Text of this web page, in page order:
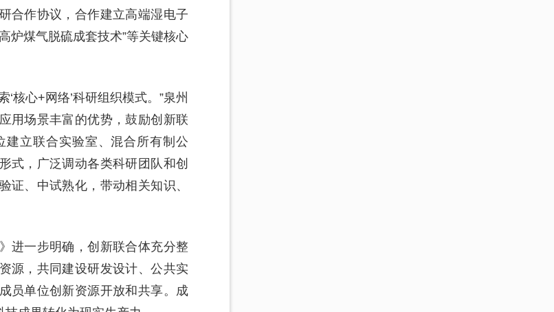
合作协议，合作建立高端湿电子
炉煤气脱硫成套技术”等关键核心
核心+网络’科研组织模式。”泉州
用场景丰富的优势，鼓励创新联
立联合实验室、混合所有制公
式，广泛调动各类科研团队和创
证、中试熟化，带动相关知识、
进一步明确，创新联合体充分整
源，共同建设研发设计、公共实
员单位创新资源开放和共享。成